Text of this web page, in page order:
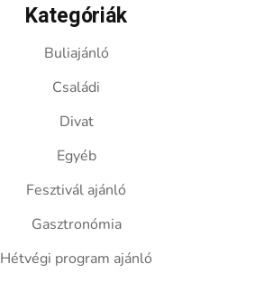
Kategóriák
Buliajánló
Családi
Divat
Egyéb
Fesztivál ajánló
Gasztronómia
Hétvégi program ajánló